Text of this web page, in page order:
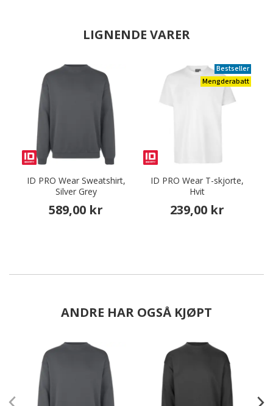
LIGNENDE VARER
ID PRO Wear Sweatshirt,
Silver Grey
589,00 kr
Bestseller
Mengderabatt
ID PRO Wear T-skjorte,
Hvit
239,00 kr
ANDRE HAR OGSÅ KJØPT